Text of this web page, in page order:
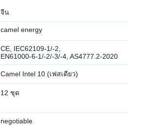
จีน
camel energy
CE, IEC62109‑1/-2,
EN61000‑6‑1/-2/-3/-4, AS4777.2‑2020
Camel Intel 10 (เฟสเดียว)
12 ชุด
negotiable